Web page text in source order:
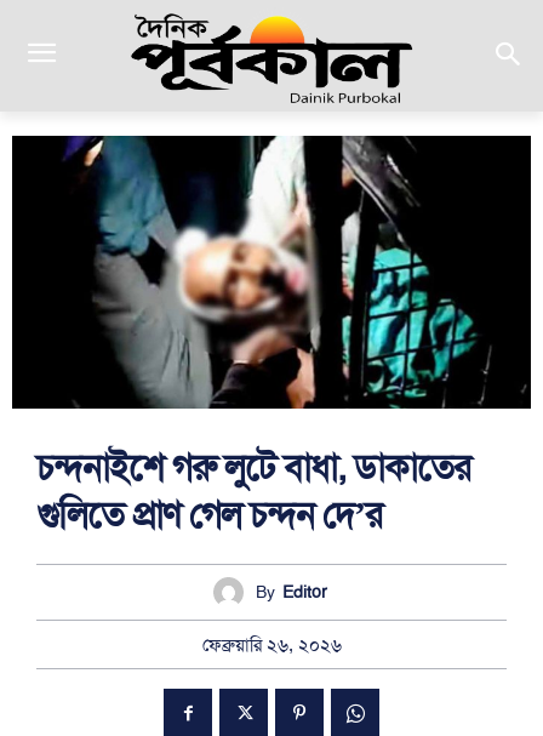
চন্দনাইশে গরু লুটে বাধা, ডাকাতের
গুলিতে প্রাণ গেল চন্দন দে’র
By Editor
ফেব্রুয়ারি ২৬, ২০২৬